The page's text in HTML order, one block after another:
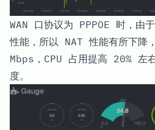
WAN 口协议为 PPPOE 时，由
性能，所以 NAT 性能有所下
Mbps，CPU 占用提高 20% 左
度。